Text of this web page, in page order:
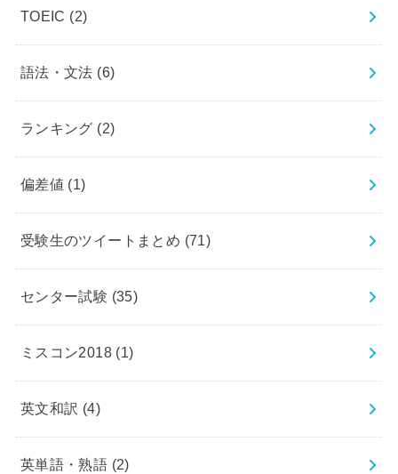
TOEIC (2)
語法・文法 (6)
ランキング (2)
偏差値 (1)
受験生のツイートまとめ (71)
センター試験 (35)
ミスコン2018 (1)
英文和訳 (4)
英単語・熟語 (2)